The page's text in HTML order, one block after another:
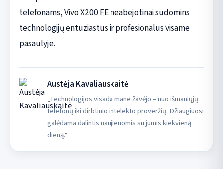
telefonams, Vivo X200 FE neabejotinai sudomins
technologijų entuziastus ir profesionalus visame
pasaulyje.
Austėja Kavaliauskaitė
„Technologijos visada mane žavėjo – nuo išmaniųjų
telefonų iki dirbtinio intelekto proveržių. Džiaugiuosi
galėdama dalintis naujienomis su jumis kiekvieną
dieną.“